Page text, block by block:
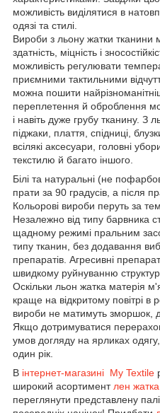
можливість виділятися в
одязі та стилі.
Вироби з льону жатки тканини
здатність, міцність і
можливість регулювати
приємними тактильними
можна пошити
переплетення й оброблення
і навіть дуже грубу тканину. З
піджаки, плаття, спідниці,
всілякі аксесуари, головні
текстилю й багато іншого.
Білі та натуральні (не
прати за 90 градусів, а після
Кольорові вироби перуть за
Незалежно від типу барвника
щадному режимі пральним
типу тканин, без додавання
препаратів. Агресивні
швидкому руйнуванню
Оскільки льон жатка матерія
краще на відкритому повітрі в
вироби не матимуть зморшок,
Якщо дотримуватися
умов догляду на ярликах
один рік.
В інтернет-магазині My Textile
широкий асортимент лен жатка
переглянути представлену